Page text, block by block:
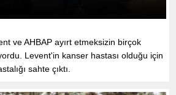
ve AHBAP ayırt etmeksizin birçok
Levent'in kanser hastası olduğu için
sahte çıktı.